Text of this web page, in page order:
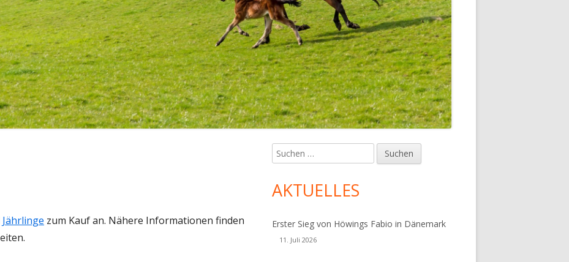
Jährlinge zum Kauf an. Nähere Informationen finden
Haupt-
Seitenleiste
Suchen
nach:
AKTUELLES
Erster Sieg von Höwings Fabio in Dänemark
11. Juli 2026